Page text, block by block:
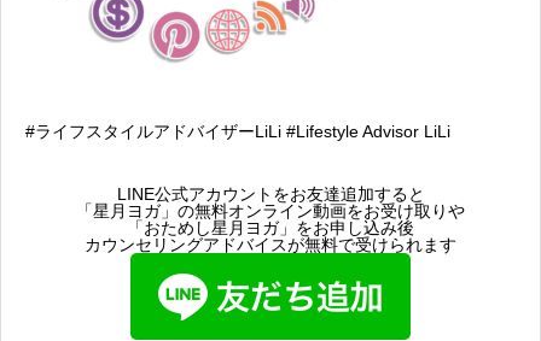
#ライフスタイルアドバイザーLiLi #Lifestyle Advisor LiLi
LINE公式アカウントをお友達追加すると
「星月ヨガ」の無料オンライン動画をお受け取りや
「おためし星月ヨガ」をお申し込み後
カウンセリングアドバイスが無料で受けられます